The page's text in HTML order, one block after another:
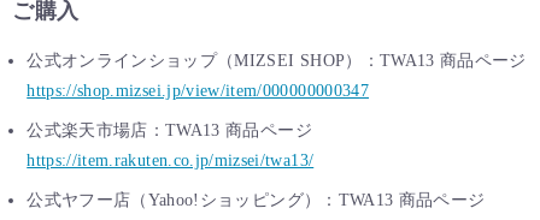
ご購入
公式オンラインショップ（MIZSEI SHOP）：TWA13 商品ページ
https://shop.mizsei.jp/view/item/000000000347
公式楽天市場店：TWA13 商品ページ
https://item.rakuten.co.jp/mizsei/twa13/
公式ヤフー店（Yahoo!ショッピング）：TWA13 商品ページ